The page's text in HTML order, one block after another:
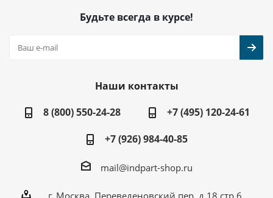
Будьте всегда в курсе!
Наши контакты
8 (800) 550-24-28
+7 (495) 120-24-61
+7 (926) 984-40-85
mail@indpart-shop.ru
г. Москва, Переведеновский пер, д.18 стр.6,